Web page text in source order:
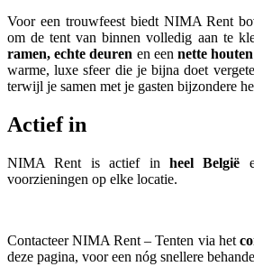
Voor een trouwfeest biedt NIMA Rent
om de tent van binnen volledig aan te
ramen, echte deuren en een nette
warme, luxe sfeer die je bijna doet
terwijl je samen met je gasten bijzondere
Actief in
NIMA Rent is actief in heel België
voorzieningen op elke locatie.
Contacteer NIMA Rent – Tenten via het
deze pagina, voor een nóg snellere